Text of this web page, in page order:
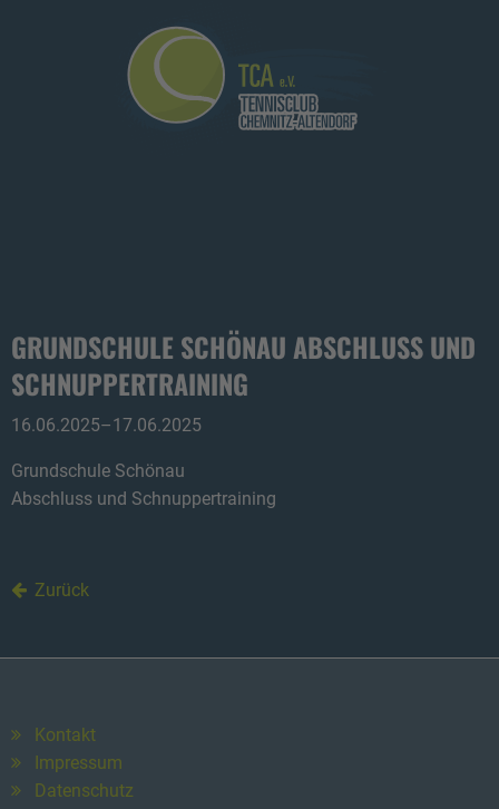
GRUNDSCHULE SCHÖNAU ABSCHLUSS UND
SCHNUPPERTRAINING
16.06.2025–17.06.2025
Grundschule Schönau
Abschluss und Schnuppertraining
Zurück
Kontakt
Impressum
Datenschutz